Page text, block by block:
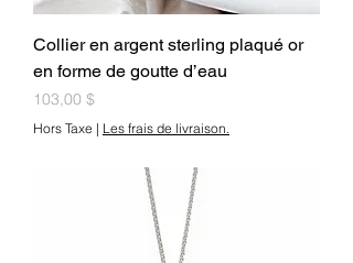
Collier en argent sterling plaqué or
en forme de goutte d’eau
Prix
103,00 $
Hors Taxe | Les frais de livraison.